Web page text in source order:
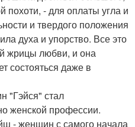
похоти, - для оплаты угла и
и твердого положения
духа и упорство. Все это
жрицы любви, и она
состояться даже в
"Гэйся" стал
женской профессии.
- женщин с самого начала